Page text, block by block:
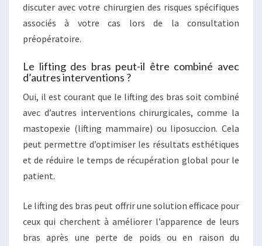
discuter avec votre chirurgien des risques spécifiques
associés à votre cas lors de la consultation
préopératoire.
Le lifting des bras peut-il être combiné avec
d’autres interventions ?
Oui, il est courant que le lifting des bras soit combiné
avec d’autres interventions chirurgicales, comme la
mastopexie (lifting mammaire) ou liposuccion. Cela
peut permettre d’optimiser les résultats esthétiques
et de réduire le temps de récupération global pour le
patient.
Le lifting des bras peut offrir une solution efficace pour
ceux qui cherchent à améliorer l’apparence de leurs
bras après une perte de poids ou en raison du